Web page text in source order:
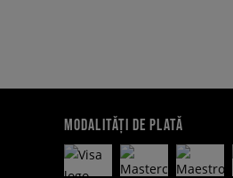
MODALITĂȚI DE PLATĂ